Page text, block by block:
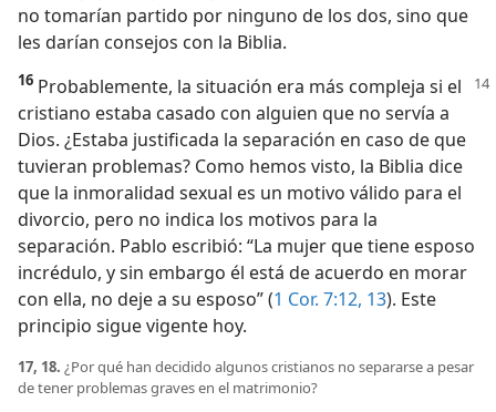
no tomarían partido por ninguno de los dos, sino que
les darían consejos con la Biblia.
16 Probablemente, la situación era más compleja si el
cristiano estaba casado con alguien que no servía a
Dios. ¿Estaba justificada la separación en caso de que
tuvieran problemas? Como hemos visto, la Biblia dice
que la inmoralidad sexual es un motivo válido para el
divorcio, pero no indica los motivos para la
separación. Pablo escribió: “La mujer que tiene esposo
incrédulo, y sin embargo él está de acuerdo en morar
con ella, no deje a su esposo” (1 Cor. 7:12, 13). Este
principio sigue vigente hoy.
17, 18. ¿Por qué han decidido algunos cristianos no separarse a pesar
de tener problemas graves en el matrimonio?